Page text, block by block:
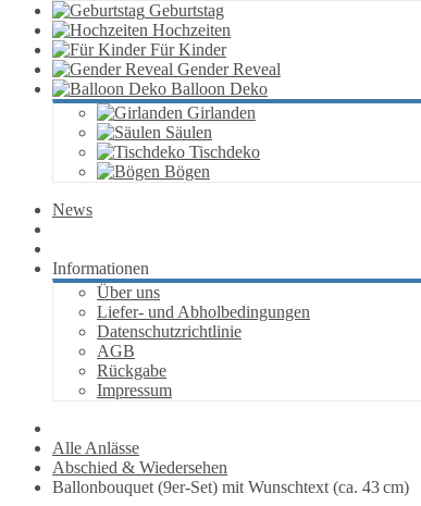
Geburtstag
Hochzeiten
Für Kinder
Gender Reveal
Balloon Deko
Girlanden
Säulen
Tischdeko
Bögen
News
Informationen
Über uns
Liefer- und Abholbedingungen
Datenschutzrichtlinie
AGB
Rückgabe
Impressum
Alle Anlässe
Abschied & Wiedersehen
Ballonbouquet (9er-Set) mit Wunschtext (ca. 43 cm)